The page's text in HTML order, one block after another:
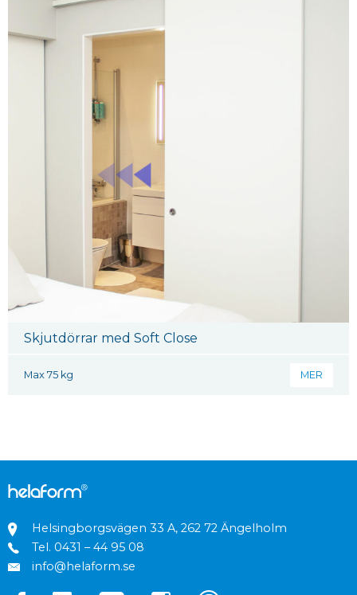
Skjutdörrar med Soft Close
Max 75 kg MER
Helsingborgsvägen 33 A, 262 72 Ängelholm
Tel. 0431 – 44 95 08
info@helaform.se